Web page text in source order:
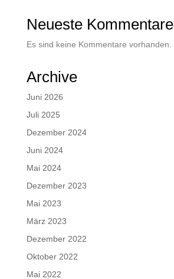
Neueste Kommentare
Es sind keine Kommentare vorhanden.
Archive
Juni 2026
Juli 2025
Dezember 2024
Juni 2024
Mai 2024
Dezember 2023
Mai 2023
März 2023
Dezember 2022
Oktober 2022
Mai 2022